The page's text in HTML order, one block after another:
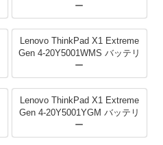
ー
Lenovo ThinkPad X1 Extreme
Gen 4-20Y5001WMS バッテリ
ー
Lenovo ThinkPad X1 Extreme
Gen 4-20Y5001YGM バッテリ
ー